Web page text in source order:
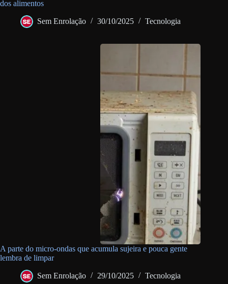
dos alimentos
Sem Enrolação 30/10/2025 Tecnologia
A parte do micro-ondas que acumula sujeira e pouca gente
lembra de limpar
Sem Enrolação 29/10/2025 Tecnologia